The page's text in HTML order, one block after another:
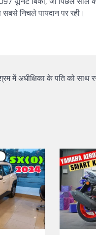
निचले पायदान पर रही।
में अधीक्षिका के पति को साथ